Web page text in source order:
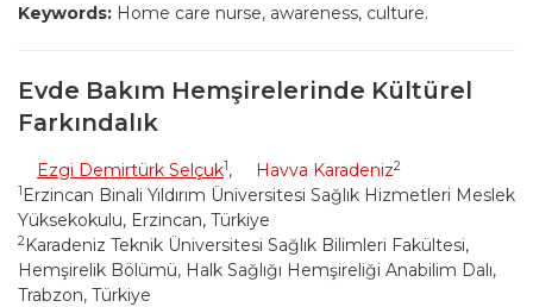
Keywords: Home care nurse, awareness, culture.
Evde Bakım Hemşirelerinde Kültürel
Farkındalık
Ezgi Demirtürk Selçuk1, Havva Karadeniz2
1 Erzincan Binali Yıldırım Üniversitesi Sağlık Hizmetleri Meslek
Yüksekokulu, Erzincan, Türkiye
2Karadeniz Teknik Üniversitesi Sağlık Bilimleri Fakültesi,
Hemşirelik Bölümü, Halk Sağlığı Hemşireliği Anabilim Dalı,
Trabzon, Türkiye